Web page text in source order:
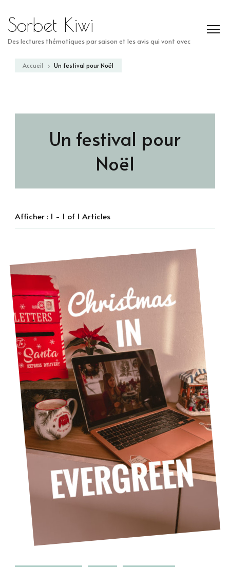
Sorbet Kiwi
Des lectures thématiques par saison et les avis qui vont avec
Accueil Un festival pour Noël
Un festival pour
Noël
Afficher : 1 - 1 of 1 Articles